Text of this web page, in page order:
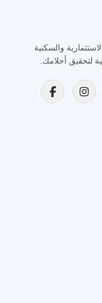
والسكنية
لتحقيق أحلامك.